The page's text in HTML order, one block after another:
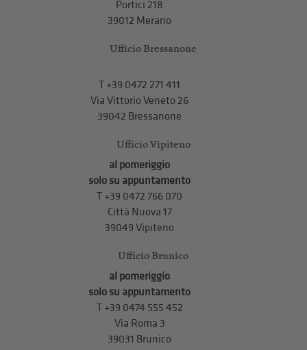
Portici 218
39012 Merano
Ufficio Bressanone
T +39 0472 271 411
Via Vittorio Veneto 26
39042 Bressanone
Ufficio Vipiteno
al pomeriggio
solo su appuntamento
T +39 0472 766 070
Città Nuova 17
39049 Vipiteno
Ufficio Brunico
al pomeriggio
solo su appuntamento
T+39 0474 555 452
Via Roma 3
39031 Brunico